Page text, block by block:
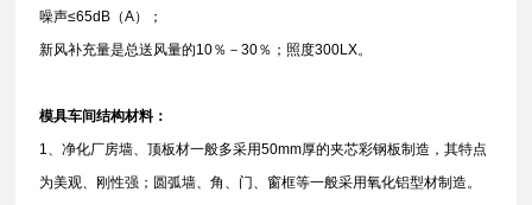
噪声≤65dB（A）；
新风补充量是总送风量的10％－30％；照度300LX。
模具车间结构材料：
1、净化厂房墙、顶板材一般多采用50mm厚的夹芯彩钢板制造，其特点
为美观、刚性强；圆弧墙、角、门、窗框等一般采用氧化铝型材制造。